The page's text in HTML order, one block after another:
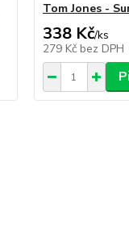
Tom Jones -
338 Kč/ks
279 Kč bez DPH